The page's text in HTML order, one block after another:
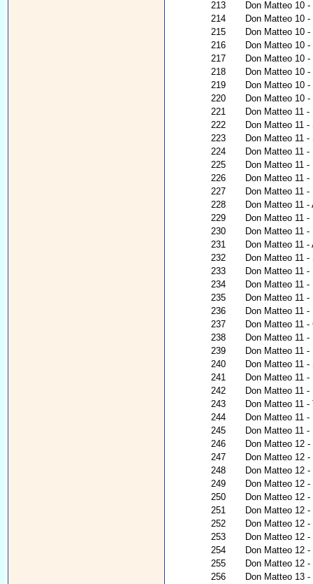
213
Don Matteo 10 -
214
Don Matteo 10 -
215
Don Matteo 10
216
Don Matteo 10
217
Don Matteo 10
218
Don Matteo 10
219
Don Matteo 10 -
220
Don Matteo 10
221
Don Matteo 11 -
222
Don Matteo 11
223
Don Matteo 11
224
Don Matteo 11
225
Don Matteo 11
226
Don Matteo 11
227
Don Matteo 11
228
Don Matteo 11
229
Don Matteo 11
230
Don Matteo 11
231
Don Matteo 11
232
Don Matteo 11
233
Don Matteo 11 -
234
Don Matteo 11
235
Don Matteo 11
236
Don Matteo 11 -
237
Don Matteo 11
238
Don Matteo 11
239
Don Matteo 11
240
Don Matteo 11 -
241
Don Matteo 11 -
242
Don Matteo 11
243
Don Matteo 11
244
Don Matteo 11
245
Don Matteo 11
246
Don Matteo 12
247
Don Matteo 12
248
Don Matteo 12
249
Don Matteo 12
250
Don Matteo 12
251
Don Matteo 12
252
Don Matteo 12 -
253
Don Matteo 12
254
Don Matteo 12
255
Don Matteo 12
256
Don Matteo 13